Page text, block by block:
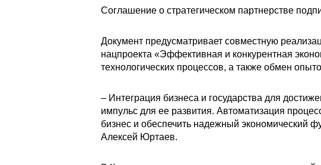
Соглашение о стратегическом партнерстве
Документ предусматривает совместную
нацпроекта «Эффективная и конкурентная
технологических процессов, а также обмен
– Интеграция бизнеса и государства для
импульс для ее развития. Автоматизация
бизнес и обеспечить надежный экономический
Алексей Юртаев.